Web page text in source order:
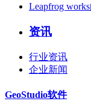
Leapfrog
资讯
行业资讯
企业新闻
GeoStudio软件